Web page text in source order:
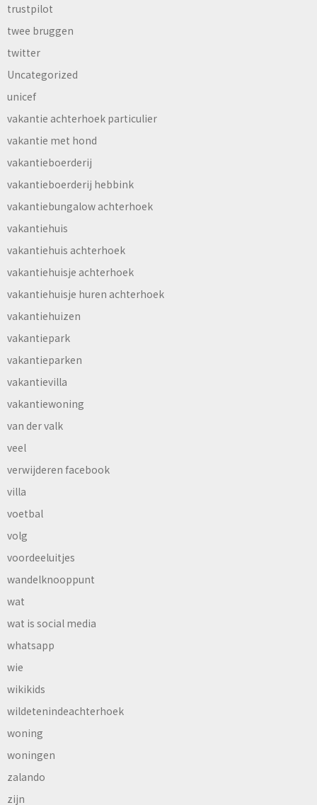
trustpilot
twee bruggen
twitter
Uncategorized
unicef
vakantie achterhoek particulier
vakantie met hond
vakantieboerderij
vakantieboerderij hebbink
vakantiebungalow achterhoek
vakantiehuis
vakantiehuis achterhoek
vakantiehuisje achterhoek
vakantiehuisje huren achterhoek
vakantiehuizen
vakantiepark
vakantieparken
vakantievilla
vakantiewoning
van der valk
veel
verwijderen facebook
villa
voetbal
volg
voordeeluitjes
wandelknooppunt
wat
wat is social media
whatsapp
wie
wikikids
wildetenindeachterhoek
woning
woningen
zalando
zijn